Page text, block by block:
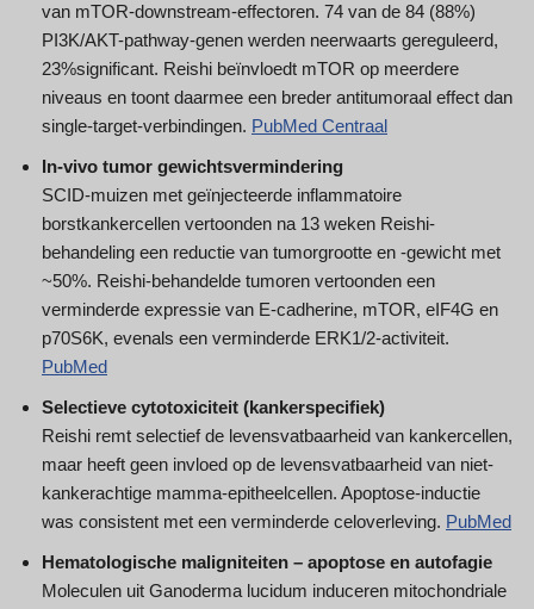
van mTOR-downstream-effectoren. 74 van de 84 (88%)
PI3K/AKT-pathway-genen werden neerwaarts gereguleerd,
23%significant. Reishi beïnvloedt mTOR op meerdere
niveaus en toont daarmee een breder antitumoraal effect dan
single-target-verbindingen. PubMed Centraal
In-vivo tumor gewichtsvermindering
SCID-muizen met geïnjecteerde inflammatoire
borstkankercellen vertoonden na 13 weken Reishi-
behandeling een reductie van tumorgrootte en -gewicht met
~50%. Reishi-behandelde tumoren vertoonden een
verminderde expressie van E-cadherine, mTOR, eIF4G en
p70S6K, evenals een verminderde ERK1/2-activiteit.
PubMed
Selectieve cytotoxiciteit (kankerspecifiek)
Reishi remt selectief de levensvatbaarheid van kankercellen,
maar heeft geen invloed op de levensvatbaarheid van niet-
kankerachtige mamma-epitheelcellen. Apoptose-inductie
was consistent met een verminderde celoverleving. PubMed
Hematologische maligniteiten – apoptose en autofagie
Moleculen uit Ganoderma lucidum induceren mitochondriale